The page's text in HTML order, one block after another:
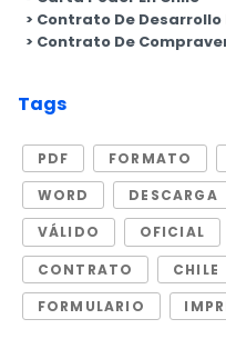
Contrato De Desarrollo
Contrato De
Tags
PDF FORMATO
WORD
DESCARGA
VÁLIDO
OFICIAL
CONTRATO
CHILE
FORMULARIO